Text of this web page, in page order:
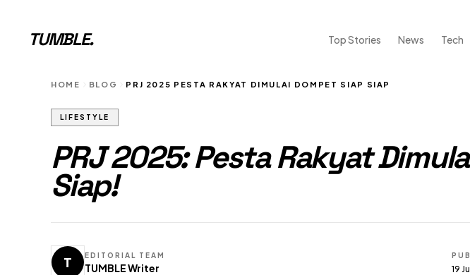
TUMBLE. Top Stories News Tech
HOME BLOG PRJ 2025 PESTA RAKYAT DIMULAI DOMPET SIAP SIAP
LIFESTYLE
PRJ 2025: Pesta Rakyat
Siap!
T EDITORIAL TEAM
TUMBLE Writer 19